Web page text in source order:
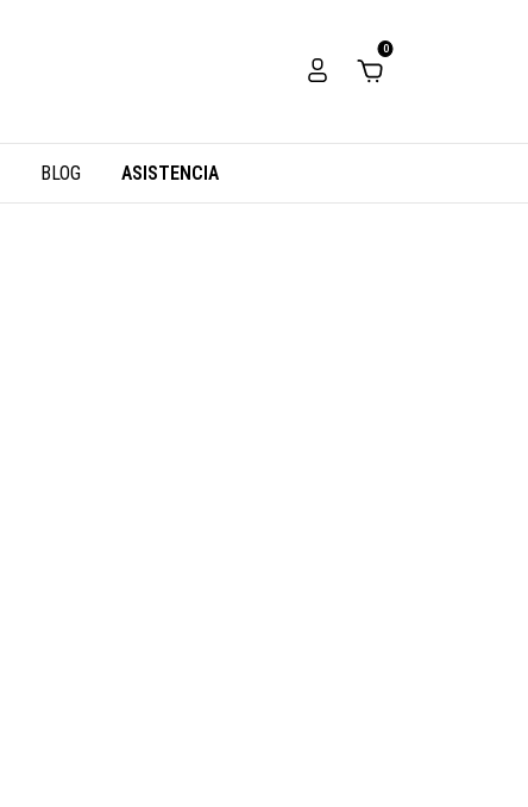
0
BLOG ASISTENCIA